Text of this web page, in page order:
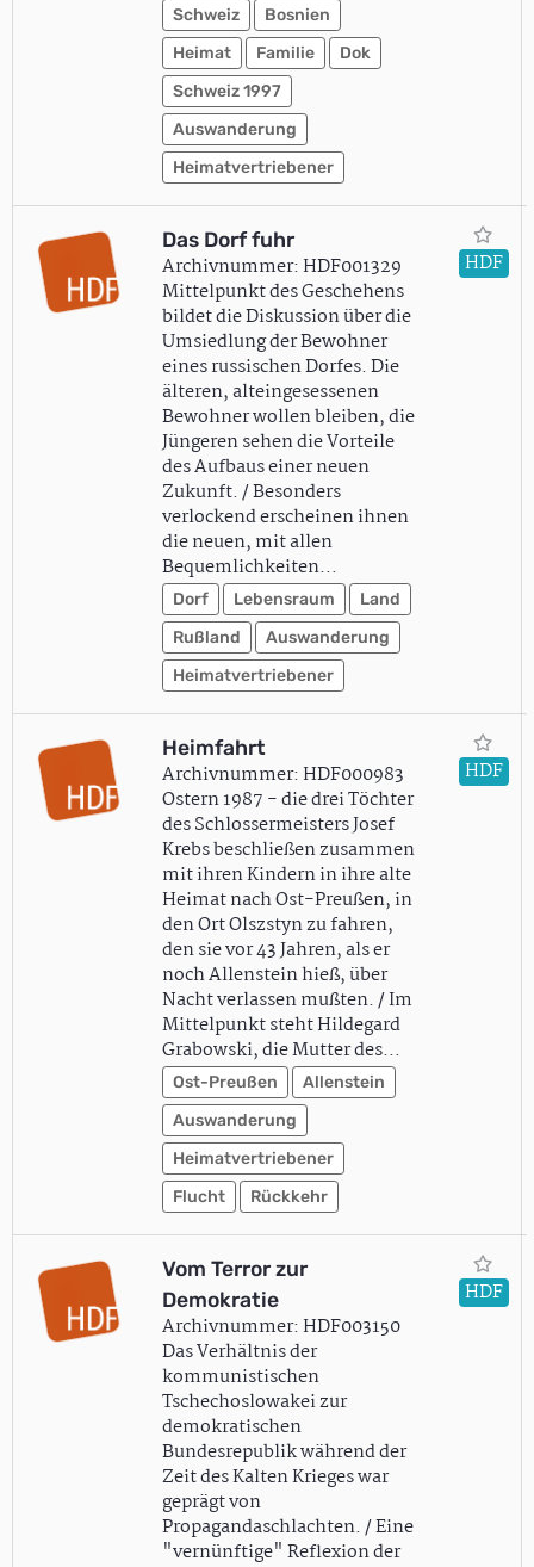
Schweiz
Bosnien
Heimat
Familie
Dok
Schweiz 1997
Auswanderung
Heimatvertriebener
Das Dorf fuhr
Archivnummer: HDF001329
Mittelpunkt des Geschehens
bildet die Diskussion über die
Umsiedlung der Bewohner
eines russischen Dorfes. Die
älteren, alteingesessenen
Bewohner wollen bleiben, die
Jüngeren sehen die Vorteile
des Aufbaus einer neuen
Zukunft. / Besonders
verlockend erscheinen ihnen
die neuen, mit allen
Bequemlichkeiten…
Dorf Lebensraum
Land
Rußland
Auswanderung
Heimatvertriebener
HDF
Heimfahrt
Archivnummer: HDF000983
Ostern 1987 - die drei Töchter
des Schlossermeisters Josef
Krebs beschließen zusammen
mit ihren Kindern in ihre alte
Heimat nach Ost-Preußen, in
den Ort Olszstyn zu fahren,
den sie vor 43 Jahren, als er
noch Allenstein hieß, über
Nacht verlassen mußten. / Im
Mittelpunkt steht Hildegard
Grabowski, die Mutter des…
Ost-Preußen
Allenstein
Auswanderung
Heimatvertriebener
Flucht
Rückkehr
HDF
Vom Terror zur
Demokratie
Archivnummer: HDF003150
Das Verhältnis der
kommunistischen
Tschechoslowakei zur
demokratischen
Bundesrepublik während der
Zeit des Kalten Krieges war
geprägt von
Propagandaschlachten. / Eine
"vernünftige" Reflexion der
HDF